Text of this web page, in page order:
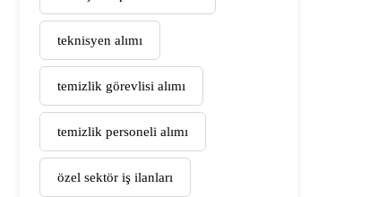
teknisyen alımı
temizlik görevlisi alımı
temizlik personeli alımı
özel sektör iş ilanları